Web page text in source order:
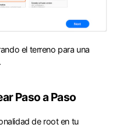
el terreno para una
Paso a Paso
de root en tu